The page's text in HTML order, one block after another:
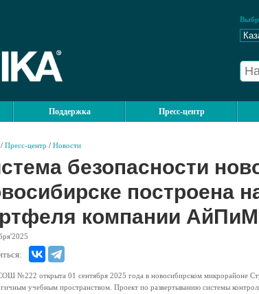
Поддержка Пресс-центр
/ Пресс-центр / Новости
безопасности
построена
компании
№222 открыта 01 сентября 2025 года в новосибирском микрорайоне
учебным пространством. Проект по развертыванию системы